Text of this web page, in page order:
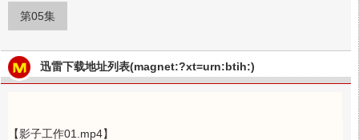
第05集
迅雷下载地址列表(magnet:?xt=urn:btih:)
【影子工作01.mp4】